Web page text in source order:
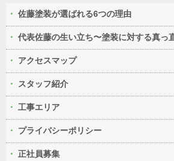
佐藤塗装が選ばれる6つの理由
代表佐藤の生い立ち〜塗装に対する真っ
アクセスマップ
スタッフ紹介
工事エリア
プライバシーポリシー
正社員募集